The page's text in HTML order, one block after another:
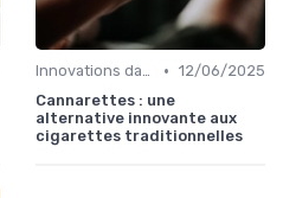
Innovations dans le CBD • 12/06/2025
Cannarettes : une
alternative innovante aux
cigarettes traditionnelles